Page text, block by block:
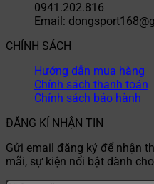
0941.202.816
Email:
CHÍNH SÁCH
Hướng dẫn mua hàng
Chính sách thanh toán
Chính sách bảo hành
ĐĂNG KÍ NHẬN TIN
Gửi email đăng ký để nhận
mãi, sự kiện nổi bật dành